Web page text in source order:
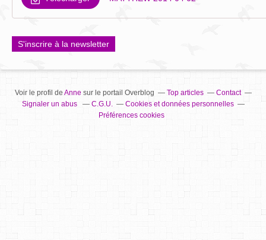
S'inscrire à la newsletter
Voir le profil de Anne sur le portail Overblog Top articles
Contact
Signaler un abus
C.G.U.
Cookies et données personnelles
Préférences cookies